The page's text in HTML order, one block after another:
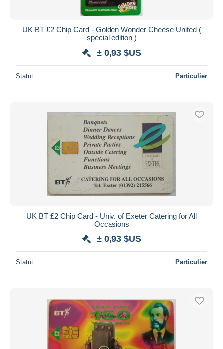
UK BT £2 Chip Card - Golden Wonder Cheese United (
special edition )
± 0,93 $US
Statut Particulier
UK BT £2 Chip Card - Univ. of Exeter Catering for All
Occasions
± 0,93 $US
Statut Particulier